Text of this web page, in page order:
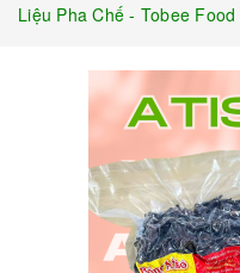
Liệu Pha Chế - Tobee Food